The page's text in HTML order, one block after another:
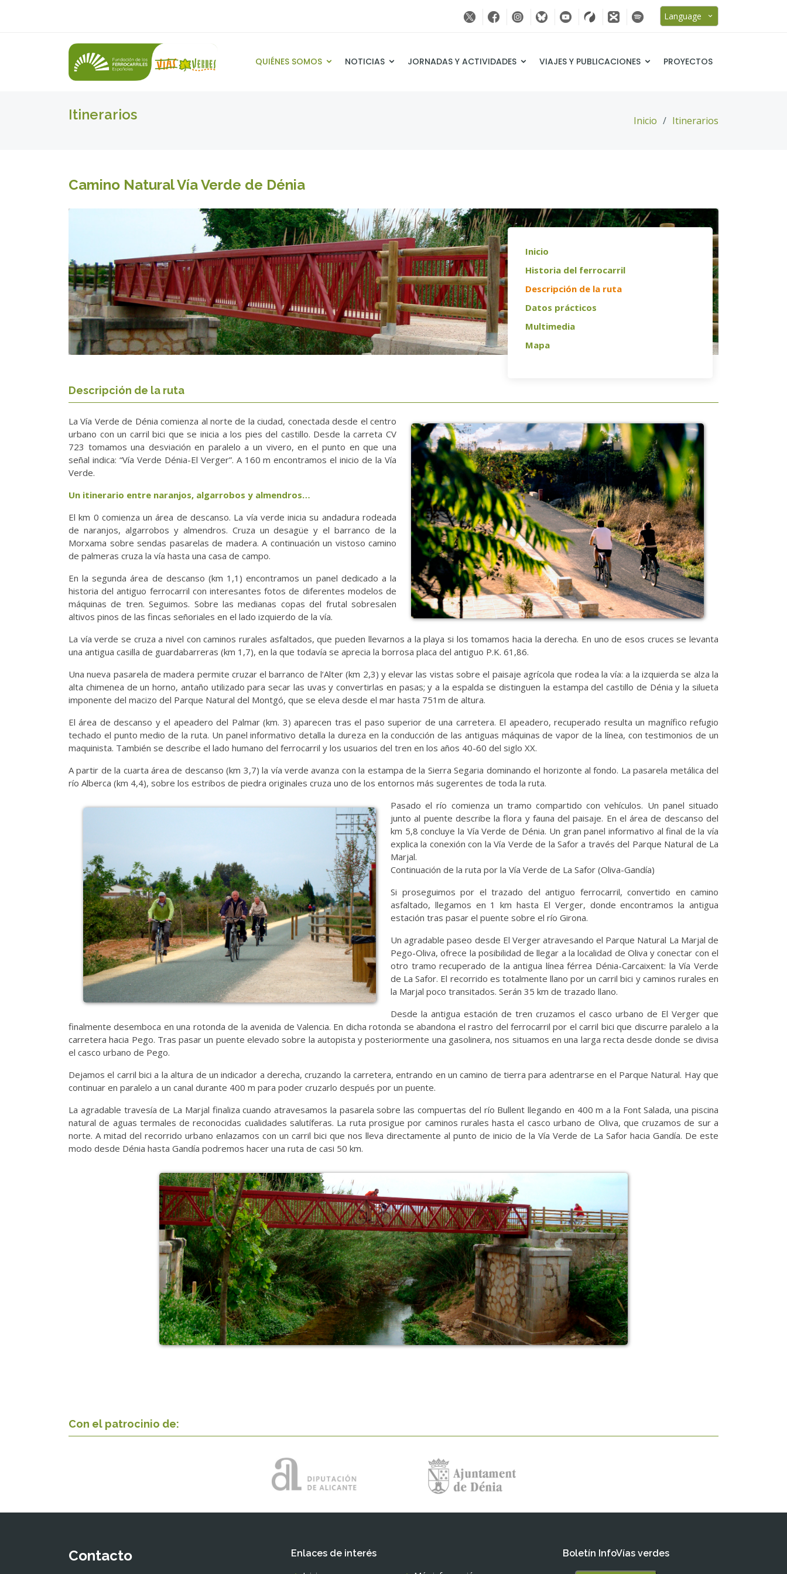
Language
QUIÉNES SOMOS NOTICIAS JORNADAS Y ACTIVIDADES VIAJES Y PUBLICACIONES PROYECTOS
Itinerarios Inicio Itinerarios
Camino Natural Vía Verde de Dénia
Inicio
Historia del ferrocarril
Descripción de la ruta
Datos prácticos
Multimedia
Mapa
Descripción de la ruta
La Vía Verde de Dénia comienza al norte de la ciudad, conectada desde el centro
urbano con un carril bici que se inicia a los pies del castillo. Desde la carreta CV
723 tomamos una desviación en paralelo a un vivero, en el punto en que una
señal indica: “Vía Verde Dénia-El Verger”. A 160 m encontramos el inicio de la Vía
Verde.
Un itinerario entre naranjos, algarrobos y almendros…
El km 0 comienza un área de descanso. La vía verde inicia su andadura rodeada
de naranjos, algarrobos y almendros. Cruza un desagüe y el barranco de la
Morxama sobre sendas pasarelas de madera. A continuación un vistoso camino
de palmeras cruza la vía hasta una casa de campo.
En la segunda área de descanso (km 1,1) encontramos un panel dedicado a la
historia del antiguo ferrocarril con interesantes fotos de diferentes modelos de
máquinas de tren. Seguimos. Sobre las medianas copas del frutal sobresalen
altivos pinos de las fincas señoriales en el lado izquierdo de la vía.
La vía verde se cruza a nivel con caminos rurales asfaltados, que pueden llevarnos a la playa si los tomamos hacia la derecha. En uno de esos cruces se levanta
una antigua casilla de guardabarreras (km 1,7), en la que todavía se aprecia la borrosa placa del antiguo P.K. 61,86.
Una nueva pasarela de madera permite cruzar el barranco de l‘Alter (km 2,3) y elevar las vistas sobre el paisaje agrícola que rodea la vía: a la izquierda se alza la
alta chimenea de un horno, antaño utilizado para secar las uvas y convertirlas en pasas; y a la espalda se distinguen la estampa del castillo de Dénia y la silueta
imponente del macizo del Parque Natural del Montgó, que se eleva desde el mar hasta 751m de altura.
El área de descanso y el apeadero del Palmar (km. 3) aparecen tras el paso superior de una carretera. El apeadero, recuperado resulta un magnífico refugio
techado el punto medio de la ruta. Un panel informativo detalla la dureza en la conducción de las antiguas máquinas de vapor de la línea, con testimonios de un
maquinista. También se describe el lado humano del ferrocarril y los usuarios del tren en los años 40-60 del siglo XX.
A partir de la cuarta área de descanso (km 3,7) la vía verde avanza con la estampa de la Sierra Segaria dominando el horizonte al fondo. La pasarela metálica del
río Alberca (km 4,4), sobre los estribos de piedra originales cruza uno de los entornos más sugerentes de toda la ruta.
Pasado el río comienza un tramo compartido con vehículos. Un panel situado
junto al puente describe la flora y fauna del paisaje. En el área de descanso del
km 5,8 concluye la Vía Verde de Dénia. Un gran panel informativo al final de la vía
explica la conexión con la Vía Verde de la Safor a través del Parque Natural de La
Marjal.
Continuación de la ruta por la Vía Verde de La Safor (Oliva-Gandía)
Si proseguimos por el trazado del antiguo ferrocarril, convertido en camino
asfaltado, llegamos en 1 km hasta El Verger, donde encontramos la antigua
estación tras pasar el puente sobre el río Girona.
Un agradable paseo desde El Verger atravesando el Parque Natural La Marjal de
Pego-Oliva, ofrece la posibilidad de llegar a la localidad de Oliva y conectar con el
otro tramo recuperado de la antigua línea férrea Dénia-Carcaixent: la Vía Verde
de La Safor. El recorrido es totalmente llano por un carril bici y caminos rurales en
la Marjal poco transitados. Serán 35 km de trazado llano.
Desde la antigua estación de tren cruzamos el casco urbano de El Verger que
finalmente desemboca en una rotonda de la avenida de Valencia. En dicha rotonda se abandona el rastro del ferrocarril por el carril bici que discurre paralelo a la
carretera hacia Pego. Tras pasar un puente elevado sobre la autopista y posteriormente una gasolinera, nos situamos en una larga recta desde donde se divisa
el casco urbano de Pego.
Dejamos el carril bici a la altura de un indicador a derecha, cruzando la carretera, entrando en un camino de tierra para adentrarse en el Parque Natural. Hay que
continuar en paralelo a un canal durante 400 m para poder cruzarlo después por un puente.
La agradable travesía de La Marjal finaliza cuando atravesamos la pasarela sobre las compuertas del río Bullent llegando en 400 m a la Font Salada, una piscina
natural de aguas termales de reconocidas cualidades salutíferas. La ruta prosigue por caminos rurales hasta el casco urbano de Oliva, que cruzamos de sur a
norte. A mitad del recorrido urbano enlazamos con un carril bici que nos lleva directamente al punto de inicio de la Vía Verde de La Safor hacia Gandía. De este
modo desde Dénia hasta Gandía podremos hacer una ruta de casi 50 km.
Con el patrocinio de:
Contacto
Enlaces de interés
Boletín InfoVías verdes